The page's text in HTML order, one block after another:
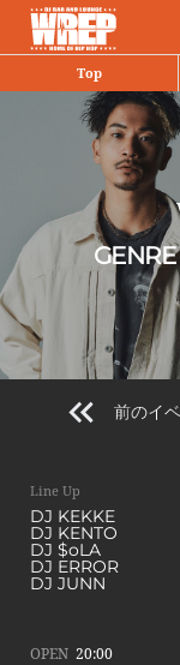
Top
Share
前のイ
Line Up
DJ KEKKE
DJ KENTO
DJ $oLA
DJ ERROR
DJ JUNN
OPEN 20:00